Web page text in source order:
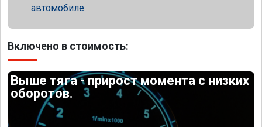
автомобиле.
Включено в стоимость:
Выше тяга - прирост момента с низких
оборотов.